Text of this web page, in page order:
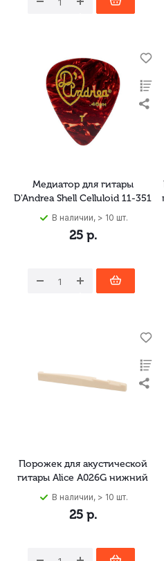
Медиатор для гитары
D'Andrea Shell Celluloid 11-351
В наличии, > 10 шт.
25р.
Порожек для акустической
гитары Alice A026G нижний
В наличии, > 10 шт.
25р.